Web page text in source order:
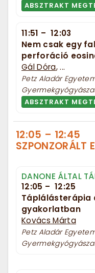
ABSZTRAKT
11:51 – 12:03
Nem csak egy
perforáció
Gál Dóra, ...
Petz Aladár
ABSZTRAKT
12:05 – 12:45
SZPONZORÁLT
DANONE ÁLTAL
12:05 – 12:25
Táplálásterápia
gyakorlatban
Kovács Márta
Petz Aladár